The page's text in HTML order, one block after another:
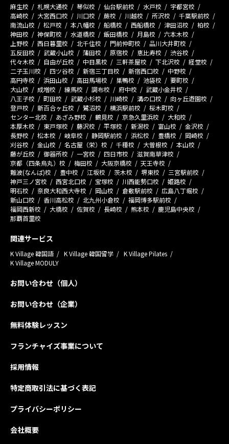
麻生校 札幌大通校 琴似校 仙台駅前校 水戸校
宇都宮校
高崎校
大宮西口校 川口校 蕨校 川越校 所沢校
千葉駅前校
南流山校
松戸校 本八幡校 船橋校 西船橋校 津田沼校
柏校
神田校
神保町校 水道橋校 飯田橋校 月島校
六本木校
上野校
西日暮里校 北千住校 門前仲町校
品川大井町校
五反田校
武蔵小山校 蒲田校 原宿校 恵比寿校
渋谷校
代々木校
自由が丘校 中目黒校 三軒茶屋校 下北沢校
経堂校
二子玉川校
四ツ谷校 新宿三丁目校 新宿西口校
中野校
高円寺校
浜田山校 高田馬場校 巣鴨校 池袋校
要町校
大山校
成増校 練馬校 調布校 府中校
武蔵小金井校
八王子校
町田校 武蔵小杉校 川崎校 溝の口校
向ヶ丘遊園校
登戸校
新百合ヶ丘校 鷺沼校 横浜駅前校
桜木町校
センター北校
あざみ野校 鶴見校 京急久里浜校
大和校
本厚木校
東戸塚校 藤沢校 平塚校 新潟校 富山校
金沢校
長野校
松本校 岐阜校 静岡駅前校 浜松校 豊橋校
岡崎校
刈谷校
金山校 名古屋（栄）校 千種校 大曽根校
本山校
藤が丘校
御器所校 一宮校 四日市校
滋賀南草津校
京都（四条烏丸）校
梅田校 大阪京橋校
天王寺校
難波(なんば)校
豊中校 江坂校 茨木校 堺東校
三宮駅前校
神戸三ノ宮校
西宮北口校 宝塚校 川西能勢口校
姫路校
明石校
奈良大和西大寺校 岡山校 倉敷駅前校
広島八丁堀校
新山口校
香川高松校 北九州小倉校
福岡博多駅前校
福岡西新校
大橋校 佐賀校 長崎校 熊本校
鹿児島中央校
那覇首里校
関連サービス
K Village 韓国語 K Village 韓国留学
K Village Pilates
K Village MODULY
お問い合わせ（個人）
お問い合わせ（企業）
無料体験レッスン
フランチャイズ事業について
採用情報
特定商取引法に基づく表記
プライバシーポリシー
会社概要